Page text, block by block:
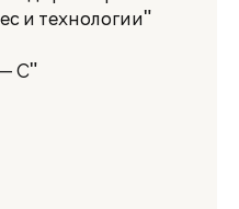
и технологии"
С"